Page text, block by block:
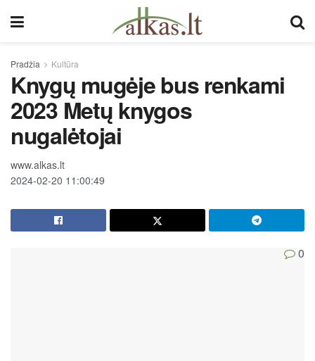
Pradžia Kultūra
Knygų mugėje bus renkami
2023 Metų knygos
nugalėtojai
www.alkas.lt
2024-02-20 11:00:49
0